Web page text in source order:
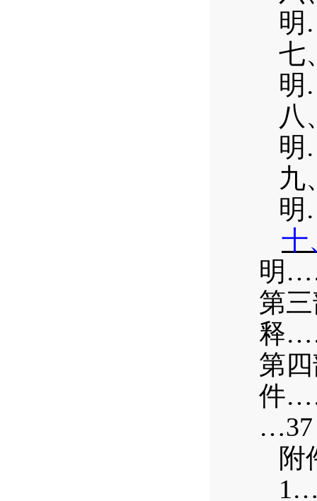
明
七
明
八
明
九
明
十
明
第
释
第
件
…37
附